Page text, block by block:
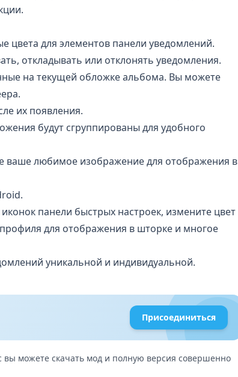
цвета для элементов панели уведомлений.
откладывать или отклонять уведомления.
на текущей обложке альбома. Вы можете
их появления.
будут сгруппированы для удобного
ваше любимое изображение для отображения в
панели быстрых настроек, измените цвет
для отображения в шторке и многое
уникальной и индивидуальной.
Присоединиться
вы можете скачать мод и полную версия совершенно